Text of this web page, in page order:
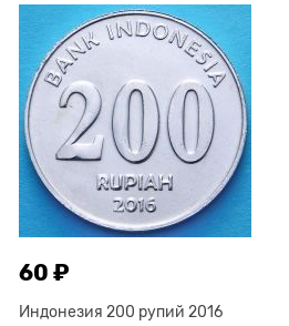
60 ₽
Индонезия 200 рупий 2016